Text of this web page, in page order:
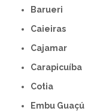
Barueri
Caieiras
Cajamar
Carapicuíba
Cotia
Embu Guaçú